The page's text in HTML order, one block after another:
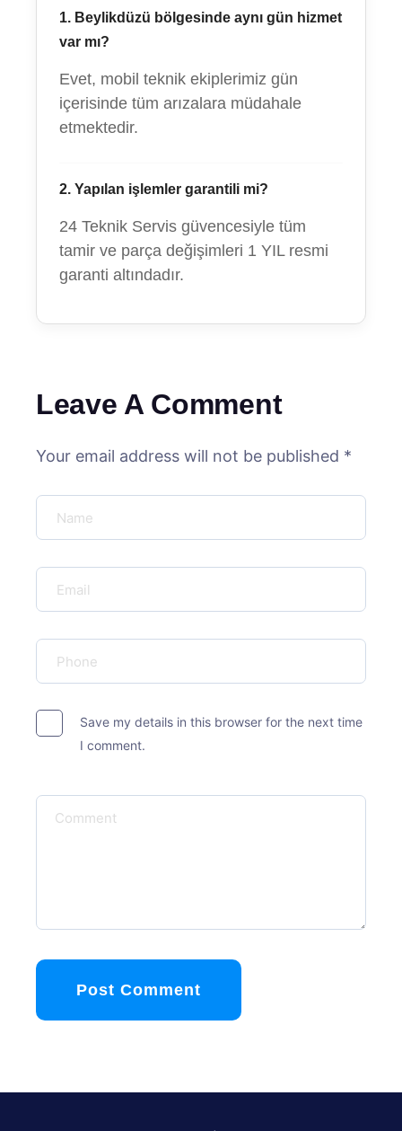
1. Beylikdüzü bölgesinde aynı gün hizmet
var mı?
Evet, mobil teknik ekiplerimiz gün
içerisinde tüm arızalara müdahale
etmektedir.
2. Yapılan işlemler garantili mi?
24 Teknik Servis güvencesiyle tüm
tamir ve parça değişimleri 1 YIL resmi
garanti altındadır.
Leave A Comment
Your email address will not be published *
Save my details in this browser for the next time
I comment.
Post Comment